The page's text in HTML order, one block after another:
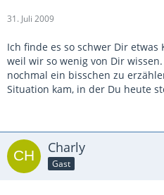
31. Juli 2009
Ich finde es so schwer Dir etwas
weil wir so wenig von Dir
nochmal ein bisschen zu
Situation kam, in der Du heute
Charly
Gast